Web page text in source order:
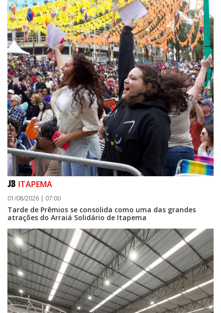
Inscrições para a exploração da gastronomia do 14º Acampamento
Farroupilha estão abertas
CAMBORIÚ
06/08/2026 | 07:00
Camboriú: exposição de arte transforma o Paço Municipal em um espaço
de cultura
ITAPEMA
01/08/2026 | 07:00
Tarde de Prêmios se consolida como uma das grandes
atrações do Arraiá Solidário de Itapema